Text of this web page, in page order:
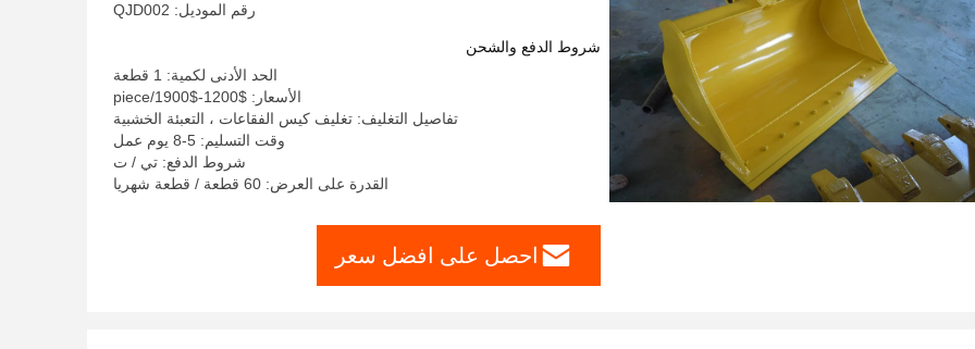
رقم الموديل: QJD002
شروط الدفع والشحن
الحد الأدنى لكمية: 1 قطعة
الأسعار: $1200-$1900/piece
تفاصيل التغليف: تغليف كيس الفقاعات ، التعبئة الخشبية
وقت التسليم: 5-8 يوم عمل
شروط الدفع: تي / ت
القدرة على العرض: 60 قطعة / قطعة شهريا
احصل على افضل سعر